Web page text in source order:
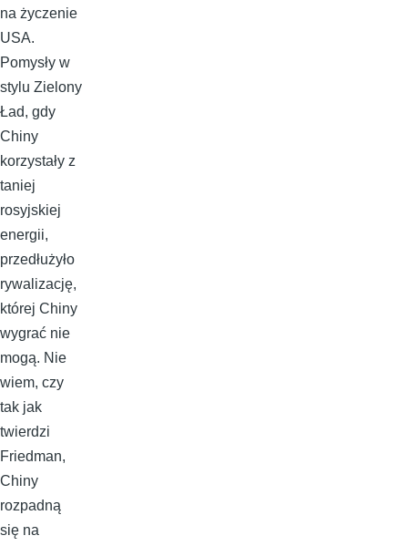
na życzenie
USA.
Pomysły w
stylu Zielony
Ład, gdy
Chiny
korzystały z
taniej
rosyjskiej
energii,
przedłużyło
rywalizację,
której Chiny
wygrać nie
mogą. Nie
wiem, czy
tak jak
twierdzi
Friedman,
Chiny
rozpadną
się na